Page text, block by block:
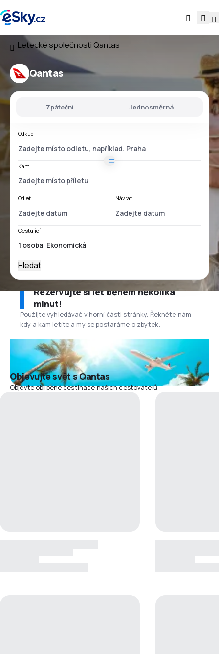
Letecké společnostiQantas
Qantas
Zpáteční Jednosměrná
Odkud
Kam
Odlet Návrat
Cestující
Hledat
Rezervujte si let během několika
minut!
Použijte vyhledávač v horní části stránky. Řekněte nám
kdy a kam letíte a my se postaráme o zbytek.
Objevujte svět s Qantas
Objevte oblíbené destinace našich cestovatelů